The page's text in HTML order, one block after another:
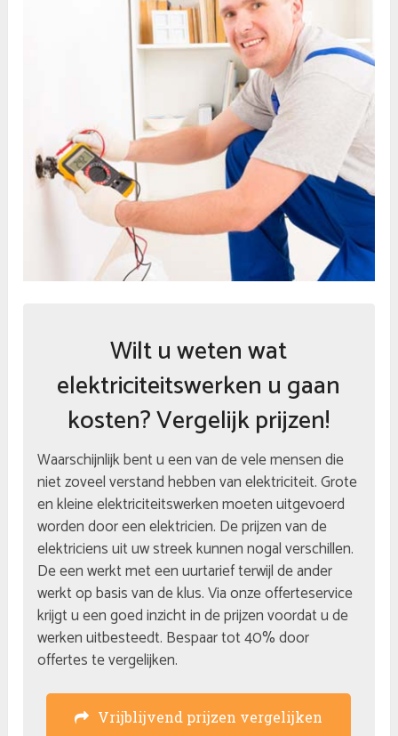
Wilt u weten wat
elektriciteitswerken u gaan
kosten? Vergelijk prijzen!
Waarschijnlijk bent u een van de vele mensen die
niet zoveel verstand hebben van elektriciteit. Grote
en kleine elektriciteitswerken moeten uitgevoerd
worden door een elektricien. De prijzen van de
elektriciens uit uw streek kunnen nogal verschillen.
De een werkt met een uurtarief terwijl de ander
werkt op basis van de klus. Via onze offerteservice
krijgt u een goed inzicht in de prijzen voordat u de
werken uitbesteedt. Bespaar tot 40% door
offertes te vergelijken.
Vrijblijvend prijzen vergelijken